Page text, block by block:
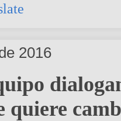
2016
quiere